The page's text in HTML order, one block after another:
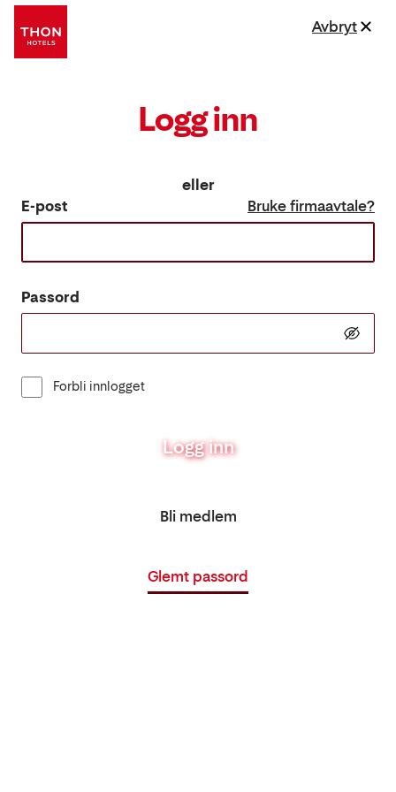
Logg inn
eller
E-post
Bruke firmaavtale?
Passord
Forbli innlogget
Logg inn
Bli medlem
Glemt passord
Avbryt